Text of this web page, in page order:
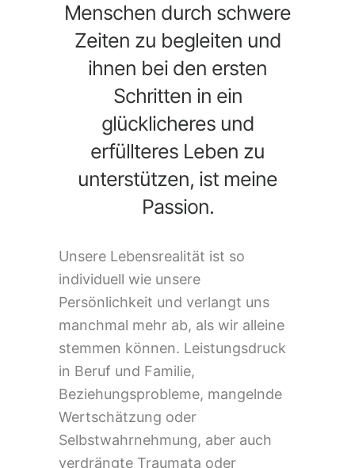
Menschen durch schwere
Zeiten zu begleiten und
ihnen bei den ersten
Schritten in ein
glücklicheres und
erfüllteres Leben zu
unterstützen, ist meine
Passion.
Unsere Lebensrealität ist so
individuell wie unsere
Persönlichkeit und verlangt uns
manchmal mehr ab, als wir alleine
stemmen können. Leistungsdruck
in Beruf und Familie,
Beziehungsprobleme, mangelnde
Wertschätzung oder
Selbstwahrnehmung, aber auch
verdrängte Traumata oder